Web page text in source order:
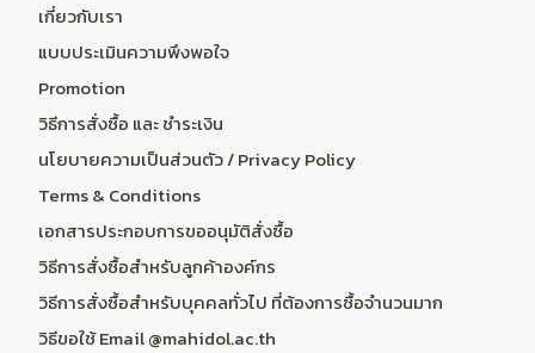
เกี่ยวกับเรา
แบบประเมินความพึงพอใจ
Promotion
วิธีการสั่งซื้อ และ ชำระเงิน
นโยบายความเป็นส่วนตัว / Privacy Policy
Terms & Conditions
เอกสารประกอบการขออนุมัติสั่งซื้อ
วิธีการสั่งซื้อสำหรับลูกค้าองค์กร
วิธีการสั่งซื้อสำหรับบุคคลทั่วไป ที่ต้องการซื้อจำนวนมาก
วิธีขอใช้ Email @mahidol.ac.th